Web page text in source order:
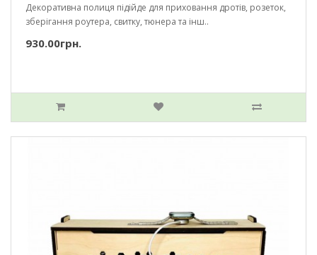
Декоративна полиця підійде для приховання дротів, розеток,
зберігання роутера, свитку, тюнера та інш..
930.00грн.